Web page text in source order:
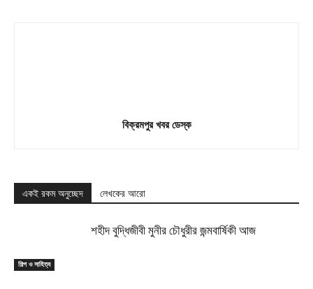
বিক্রমপুর খবর ডেস্ক
একই রকম অনুচ্ছেদ লেখকের আরো
শিল্প ও সাহিত্য
শহীদ বুদ্ধিজীবী মুনীর চৌধুরীর জন্মবার্ষিকী আজ